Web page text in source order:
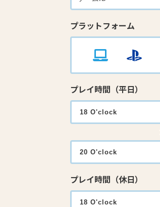
プラットフォーム
プレイ時間（平日）
プレイ時間（休日）